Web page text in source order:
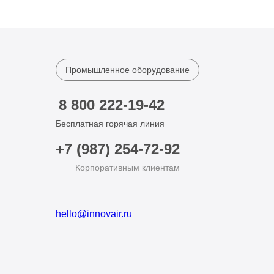
Промышленное оборудование
8 800 222-19-42
Бесплатная горячая линия
+7 (987) 254-72-92
Корпоративным клиентам
hello@innovair.ru